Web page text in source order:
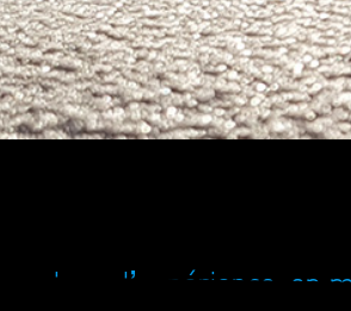
retour d’expérience, en